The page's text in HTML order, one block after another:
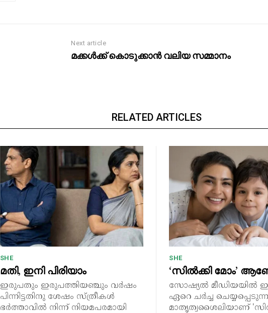
Next article
മക്കൾക്ക് കൊടുക്കാൻ വലിയ സമ്മാനം
RELATED ARTICLES
SHE
മതി, ഇനി പിരിയാം
ഇരുപതും ഇരുപത്തിയഞ്ചും വർഷം
പിന്നിട്ടതിനു ശേഷം സ്ത്രീകൾ
ഭർത്താവിൽ നിന്ന് നിയമപരമായി
SHE
‘സിൽക്കി മോം’
സോഷ്യൽ മീഡിയയിൽ
ഏറെ ചർച്ച
മാതൃത്വശൈലിയാണ്